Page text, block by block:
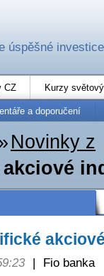
úspěšné investice
CZ Kurzy
a doporučení
Novinky z
|
Fio banka